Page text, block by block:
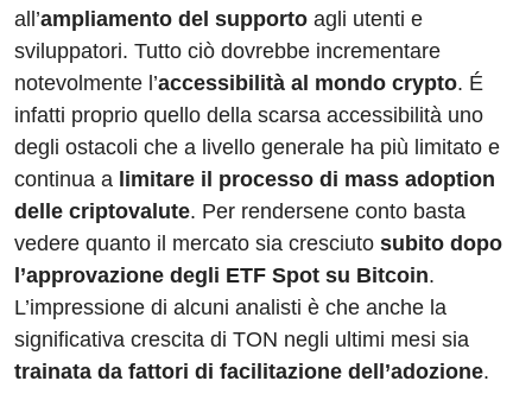
all’ampliamento del supporto agli utenti e
sviluppatori. Tutto ciò dovrebbe incrementare
notevolmente l’accessibilità al mondo crypto. É
infatti proprio quello della scarsa accessibilità uno
degli ostacoli che a livello generale ha più limitato e
continua a limitare il processo di mass adoption
delle criptovalute. Per rendersene conto basta
vedere quanto il mercato sia cresciuto subito dopo
l’approvazione degli ETF Spot su Bitcoin.
L’impressione di alcuni analisti è che anche la
significativa crescita di TON negli ultimi mesi sia
trainata da fattori di facilitazione dell’adozione.